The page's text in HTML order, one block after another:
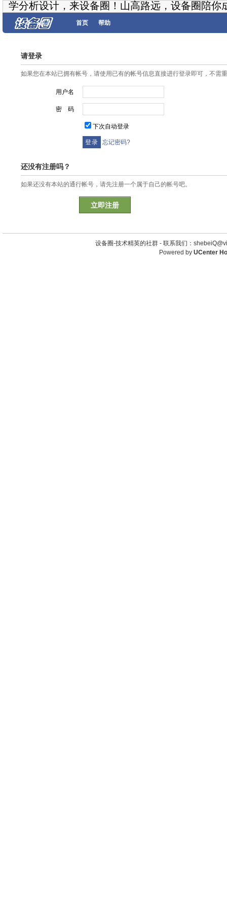
学分析设计，来设备圈！山高路远，设备圈陪你
首页 帮助
请登录
如果您在本站已拥有帐号，请使用已有的帐号信息直接进行登录即可，不需
用户名
密 码
下次自动登录
忘记密码?
还没有注册吗？
如果还没有本站的通行帐号，请先注册一个属于自己的帐号吧。
立即注册
设备圈-技术精英的社群 - 联系我们：
Powered by UCenter